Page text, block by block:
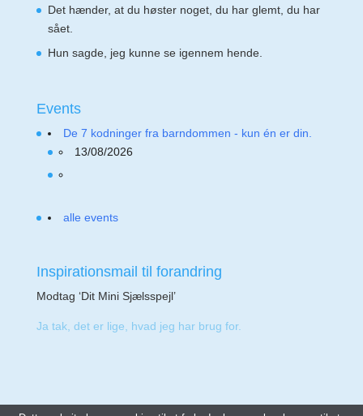
Det hænder, at du høster noget, du har glemt, du har
sået.
Hun sagde, jeg kunne se igennem hende.
Events
De 7 kodninger fra barndommen - kun én er din.
13/08/2026
alle events
Inspirationsmail til forandring
Modtag ‘Dit Mini Sjælsspejl’
Ja tak, det er lige, hvad jeg har brug for.